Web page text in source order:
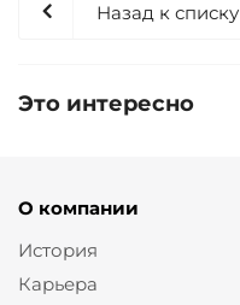
Назад к списку
Это интересно
О компании
История
Карьера